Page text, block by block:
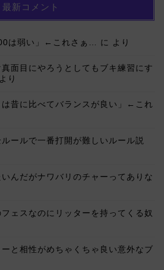
最新コメント
は弱い」←これさぁ… に より
面目にやろうとしてもブキ練習にす
より
昔に比べてバランスが良い」←これ
ールで一番打開が難しいルール説
んだがナワバリのチャーってありな
フェスなのにリッターを持ってくる奴
と相性がめちゃくちゃ良い意外なブ